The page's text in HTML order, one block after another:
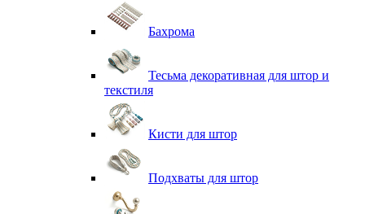
Бахрома
Тесьма декоративная для штор и
текстиля
Кисти для штор
Подхваты для штор